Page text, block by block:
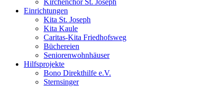
Kirchenchor St. Joseph
Einrichtungen
Kita St. Joseph
Kita Kaule
Caritas-Kita Friedhofsweg
Büchereien
Seniorenwohnhäuser
Hilfsprojekte
Bono Direkthilfe e.V.
Sternsinger